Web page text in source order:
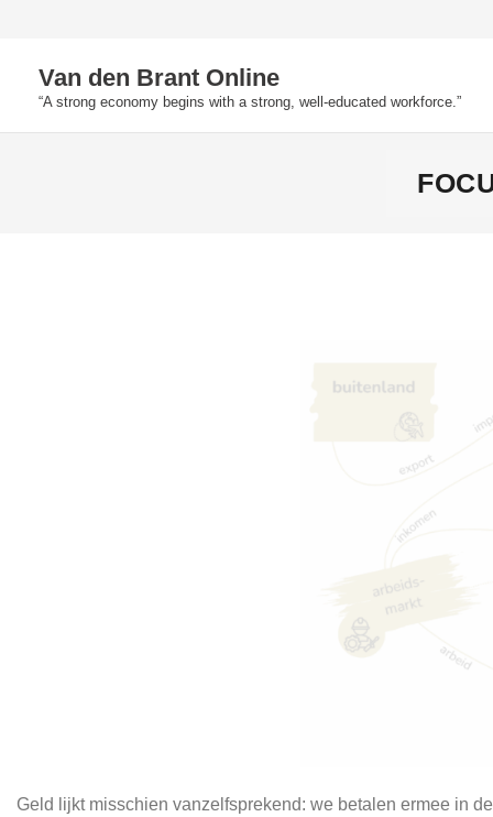
contentVan den Brant Online
“A strong economy begins with a strong, well-educated workforce.”
Geld lijkt misschien vanzelfsprekend: we betalen ermee in